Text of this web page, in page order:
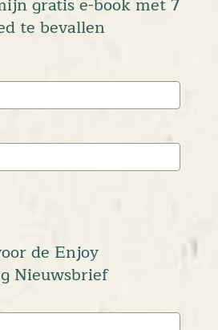
te bevallen
de Enjoy
Nieuwsbrief